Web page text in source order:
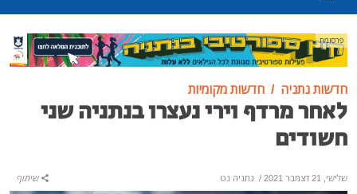
פרסומת
חדשות נתניה חדשות מקומיות
לאחר מרדף וירי נעצרו בנתניה שני
חשודים
שלישי, 21 דצמבר 2021 / נתניה נט שיתוף